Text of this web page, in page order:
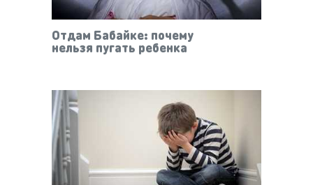
Отдам Бабайке: почему
нельзя пугать ребенка